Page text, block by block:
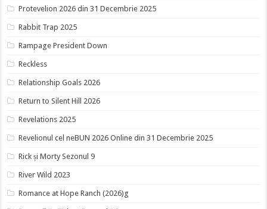
Protevelion 2026 din 31 Decembrie 2025
Rabbit Trap 2025
Rampage President Down
Reckless
Relationship Goals 2026
Return to Silent Hill 2026
Revelations 2025
Revelionul cel neBUN 2026 Online din 31 Decembrie 2025
Rick și Morty Sezonul 9
River Wild 2023
Romance at Hope Ranch (2026)g